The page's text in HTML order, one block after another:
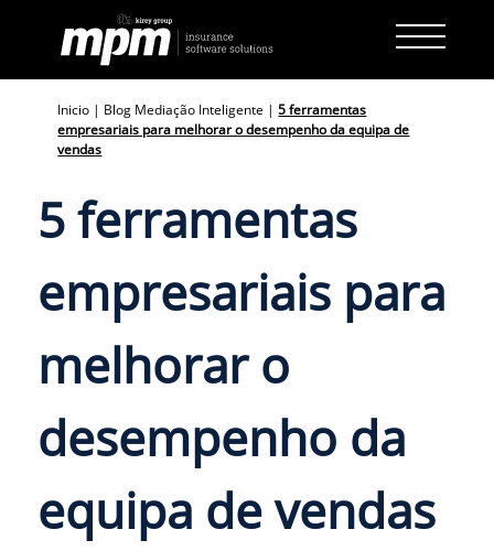
content
Inicio | Blog Mediação Inteligente |5 ferramentas
empresariais para melhorar o desempenho da equipa de
vendas
5 ferramentas
empresariais para
melhorar o
desempenho da
equipa de vendas